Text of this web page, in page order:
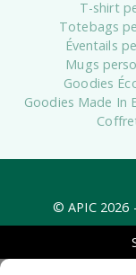
T-shirt
Totebags
Éventails
Mugs
Goodies
Goodies Made In
© APIC 2026